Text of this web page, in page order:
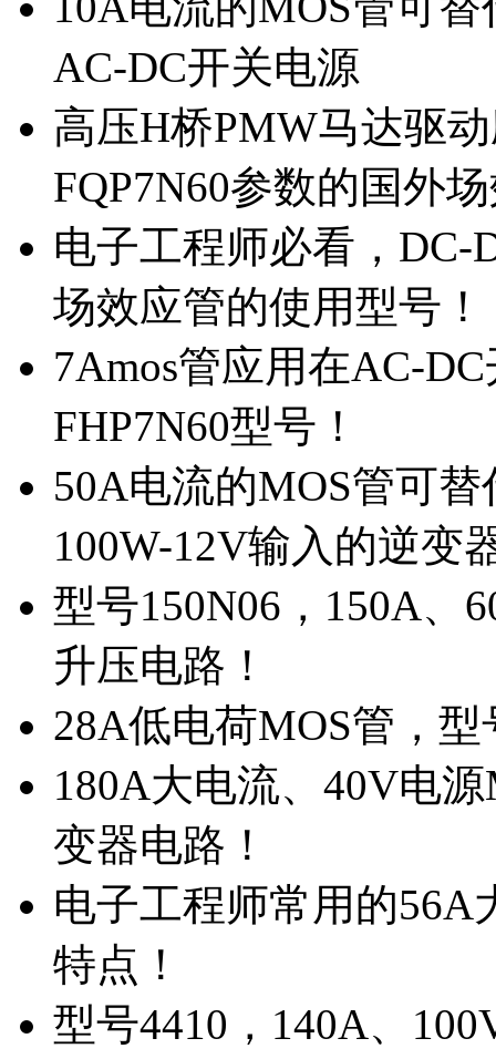
AC-DC开关电源
高压H桥PMW马达驱
FQP7N60参数的国外
电子工程师必看，DC-
场效应管的使用型号！
7Amos管应用在AC-
FHP7N60型号！
50A电流的MOS管可
100W-12V输入的逆变
型号150N06，150A、
升压电路！
28A低电荷MOS管，
180A大电流、40V电
变器电路！
电子工程师常用的56A
特点！
型号4410，140A、